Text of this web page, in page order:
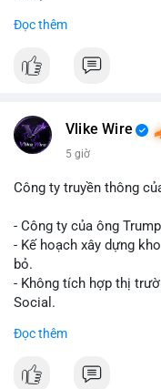
Khối lượng 12.1 BTC
Động thái này có thể là
hoặc tái phân bổ tài
thấy cá voi đang thăm
Lời khuyên cho nhà
và dòng tiền tiếp theo
áp lực bán mạnh,
tương tự trong 24 giờ
ở vùng giá hiện tại.
#12dot1btc #786kusd
Đọc thêm
Vlike Wire
5 giờ
Công ty truyền thông
- Công ty của ông
- Kế hoạch xây dựng
bỏ.
- Không tích hợp thị
Social.
#binancesquare
$cro
Đọc thêm